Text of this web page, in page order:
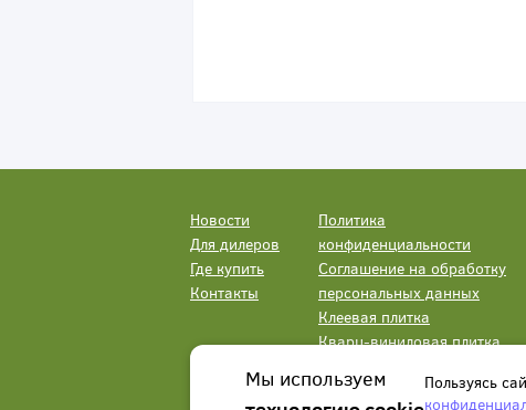
Новости
Для дилеров
Где купить
Контакты
Политика
конфиденциальности
Соглашение на обработку
персональных данных
Клеевая плитка
Кварц-виниловая плитка
Мы используем
Пользуясь